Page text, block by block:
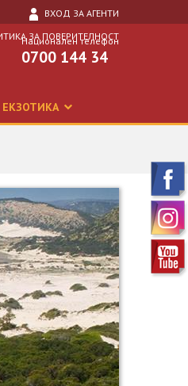
ВХОД ЗА АГЕНТИ
ЗА ПОВЕРИТЕЛНОСТ
Национален телефон
0700 144 34
ЕКЗОТИКА